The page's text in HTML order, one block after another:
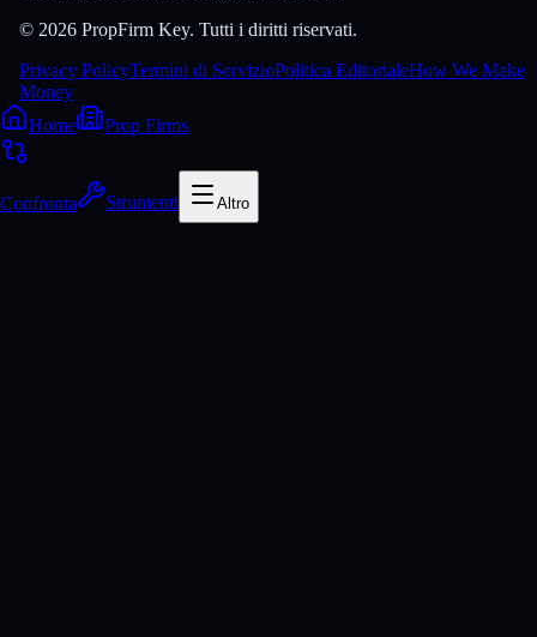
© 2026 PropFirm Key. Tutti i diritti riservati.
Privacy PolicyTermini di ServizioPolitica EditorialeHow We Make
Money
Home
Prop Firms
Confronta Strumenti Altro